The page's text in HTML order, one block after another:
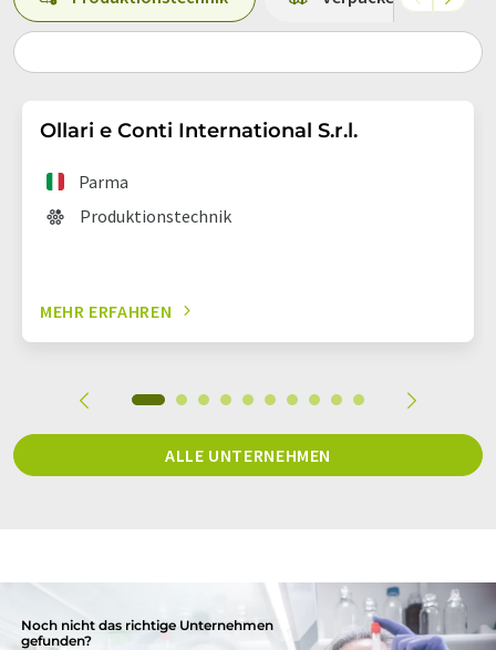
Ollari e Conti International S.r.l.
Parma
Produktionstechnik
MEHR ERFAHREN
ALLE UNTERNEHMEN
Noch nicht das richtige Unternehmen
gefunden?